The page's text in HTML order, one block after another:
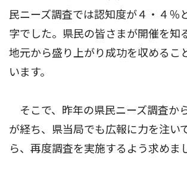
民ニーズ調査では認知度が４・４％
字でした。県民の皆さまが開催を知
地元から盛り上がり成功を収めるこ
います。
そこで、昨年の県民ニーズ調査か
が経ち、県当局でも広報に力を注い
ら、再度調査を実施するよう求めま